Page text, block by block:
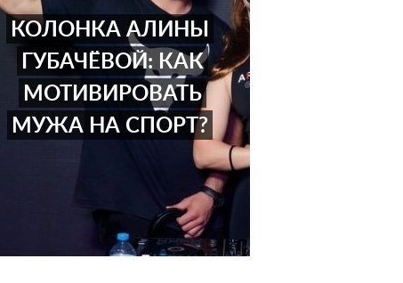
КОЛОНКА АЛИНЫ
ГУБАЧЁВОЙ: КАК
МОТИВИРОВАТЬ
МУЖА НА СПОРТ?